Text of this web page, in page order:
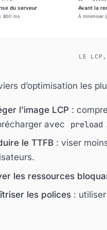
LE LCP,
d’optimisation les
l’image LCP :
avec
preload
le TTFB : viser
les ressources
les polices : utiliser